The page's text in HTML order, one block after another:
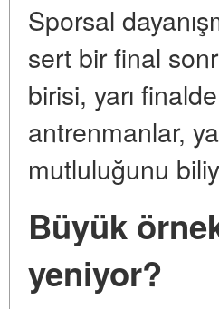
Sporsal
sert bir final
birisi, yarı
antrenmanlar,
mutluluğunu
Büyük
yeniyor?